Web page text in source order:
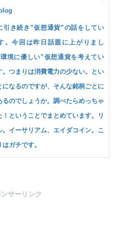
引き続き”仮想通貨”の話をしてい
。今回は昨日話題に上がりまし
境に優しい”仮想通貨を考えてい
。つまりは消費電力の少ない。とい
になるのですが、そんな銘柄ごとに
るのでしょうか。調べたらめっちゃ
！ということでまとめています。リ
。イーサリアム、エイダコイン。こ
ガチです。
ンサーリンク